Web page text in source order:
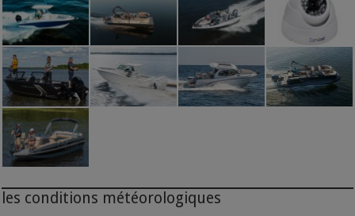
les conditions météorologiques